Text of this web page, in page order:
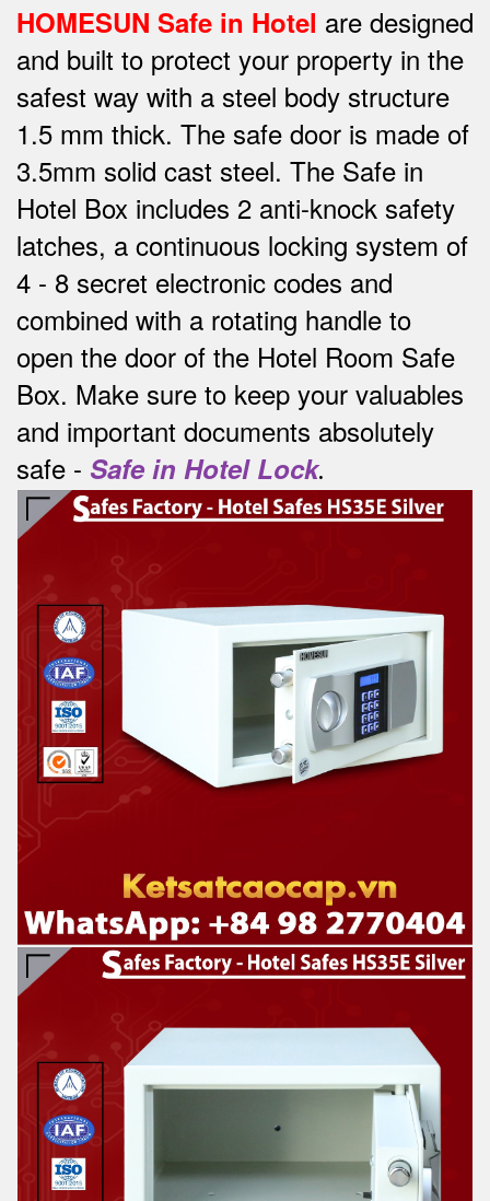
HOMESUN Safe in Hotel are designed
and built to protect your property in the
safest way with a steel body structure
1.5 mm thick. The safe door is made of
3.5mm solid cast steel. The Safe in
Hotel Box includes 2 anti-knock safety
latches, a continuous locking system of
4 - 8 secret electronic codes and
combined with a rotating handle to
open the door of the Hotel Room Safe
Box. Make sure to keep your valuables
and important documents absolutely
safe - Safe in Hotel Lock.